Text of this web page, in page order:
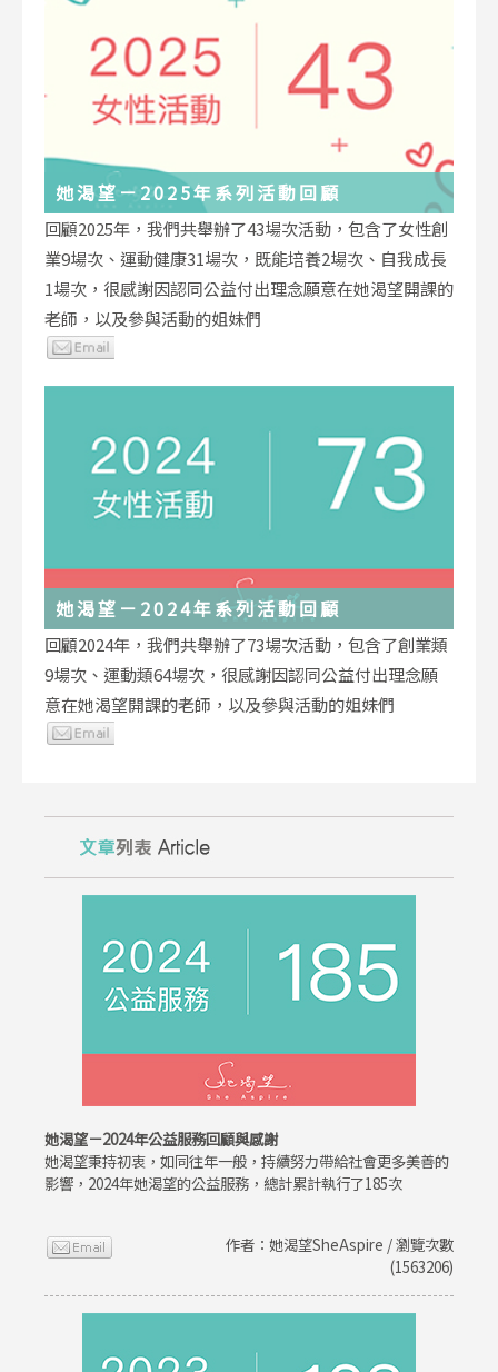
她渴望－2025年系列活動回顧
回顧2025年，我們共舉辦了43場次活動，包含了女性創
業9場次、運動健康31場次，既能培養2場次、自我成長
1場次，很感謝因認同公益付出理念願意在她渴望開課的
老師，以及參與活動的姐妹們
她渴望－2024年系列活動回顧
回顧2024年，我們共舉辦了73場次活動，包含了創業類
9場次、運動類64場次，很感謝因認同公益付出理念願
意在她渴望開課的老師，以及參與活動的姐妹們
她渴望－2024年公益服務回顧與感謝
她渴望秉持初衷，如同往年一般，持續努力帶給社會更多美善的
影響，2024年她渴望的公益服務，總計累計執行了185次
作者：她渴望SheAspire / 瀏覽次數
(1563206)